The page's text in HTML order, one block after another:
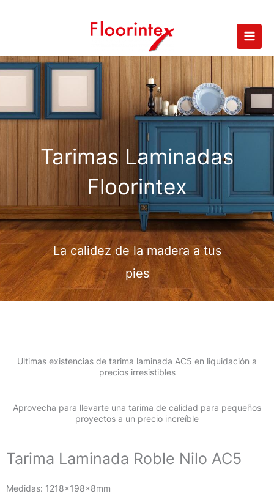
Tarimas Laminadas
Floorintex
La calidez de la madera a tus
pies
Ultimas existencias de tarima laminada AC5 en liquidación a
precios irresistibles
Aprovecha para llevarte una tarima de calidad para pequeños
proyectos a un precio increíble
Tarima Laminada Roble Nilo AC5
Medidas: 1218x198x8mm